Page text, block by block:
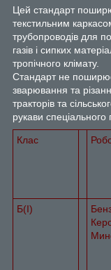
Цей стандарт
текстильним
трубопроводів для
газів і сипких
тропічного клімату.
Стандарт не
зварювання та
тракторів та
рукави спеціального
Клас
Б(I)